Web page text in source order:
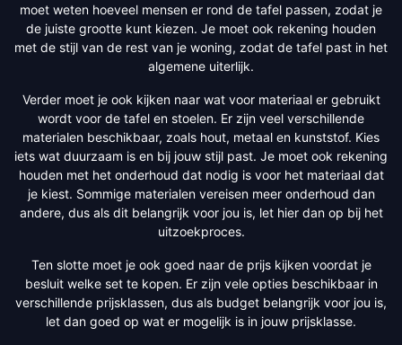
moet weten hoeveel mensen er rond de tafel passen, zodat je
de juiste grootte kunt kiezen. Je moet ook rekening houden
met de stijl van de rest van je woning, zodat de tafel past in het
algemene uiterlijk.
Verder moet je ook kijken naar wat voor materiaal er gebruikt
wordt voor de tafel en stoelen. Er zijn veel verschillende
materialen beschikbaar, zoals hout, metaal en kunststof. Kies
iets wat duurzaam is en bij jouw stijl past. Je moet ook rekening
houden met het onderhoud dat nodig is voor het materiaal dat
je kiest. Sommige materialen vereisen meer onderhoud dan
andere, dus als dit belangrijk voor jou is, let hier dan op bij het
uitzoekproces.
Ten slotte moet je ook goed naar de prijs kijken voordat je
besluit welke set te kopen. Er zijn vele opties beschikbaar in
verschillende prijsklassen, dus als budget belangrijk voor jou is,
let dan goed op wat er mogelijk is in jouw prijsklasse.